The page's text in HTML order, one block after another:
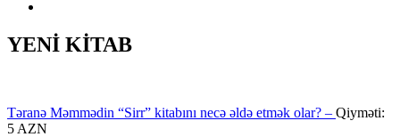
YENİ KİTAB
Təranə Məmmədin “Sirr” kitabını necə əldə etmək olar? – Qiyməti:
5 AZN